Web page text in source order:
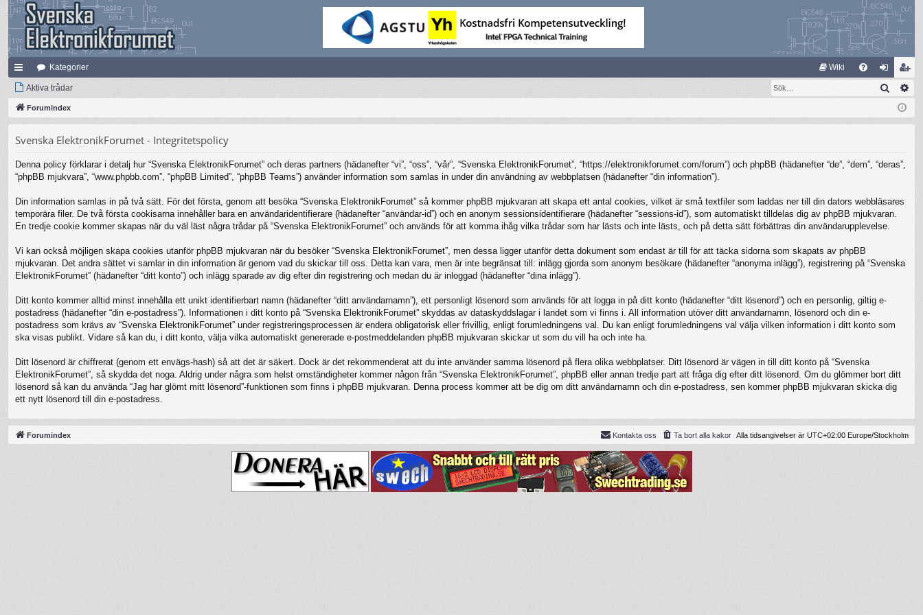
na
bb
ar
Kategorier Wiki
og li
m
m
Aktiva trådar Sök
Forumindex
Svenska ElektronikForumet - Integritetspolicy
Denna policy förklarar i detalj hur “Svenska ElektronikForumet” och deras partners (hädanefter “vi”, “oss”, “vår”, “Svenska ElektronikForumet”, “https://elektronikforumet.com/forum”) och phpBB (hädanefter “de”, “dem”, “deras”,
“phpBB mjukvara”, “www.phpbb.com”, “phpBB Limited”, “phpBB Teams”) använder information som samlas in under din användning av webbplatsen (hädanefter “din information”).
Din information samlas in på två sätt. För det första, genom att besöka “Svenska ElektronikForumet” så kommer phpBB mjukvaran att skapa ett antal cookies, vilket är små textfiler som laddas ner till din dators webbläsares
temporära filer. De två första cookisarna innehåller bara en användaridentifierare (hädanefter “användar-id”) och en anonym sessionsidentifierare (hädanefter “sessions-id”), som automatiskt tilldelas dig av phpBB mjukvaran.
En tredje cookie kommer skapas när du väl läst några trådar på “Svenska ElektronikForumet” och används för att komma ihåg vilka trådar som har lästs och inte lästs, och på detta sätt förbättras din användarupplevelse.
Vi kan också möjligen skapa cookies utanför phpBB mjukvaran när du besöker “Svenska ElektronikForumet”, men dessa ligger utanför detta dokument som endast är till för att täcka sidorna som skapats av phpBB
mjukvaran. Det andra sättet vi samlar in din information är genom vad du skickar till oss. Detta kan vara, men är inte begränsat till: inlägg gjorda som anonym besökare (hädanefter “anonyma inlägg”), registrering på “Svenska
ElektronikForumet” (hädanefter “ditt konto”) och inlägg sparade av dig efter din registrering och medan du är inloggad (hädanefter “dina inlägg”).
Ditt konto kommer alltid minst innehålla ett unikt identifierbart namn (hädanefter “ditt användarnamn”), ett personligt lösenord som används för att logga in på ditt konto (hädanefter “ditt lösenord”) och en personlig, giltig e-
postadress (hädanefter “din e-postadress”). Informationen i ditt konto på “Svenska ElektronikForumet” skyddas av dataskyddslagar i landet som vi finns i. All information utöver ditt användarnamn, lösenord och din e-
postadress som krävs av “Svenska ElektronikForumet” under registreringsprocessen är endera obligatorisk eller frivillig, enligt forumledningens val. Du kan enligt forumledningens val välja vilken information i ditt konto som
ska visas publikt. Vidare så kan du, i ditt konto, välja vilka automatiskt genererade e-postmeddelanden phpBB mjukvaran skickar ut som du vill ha och inte ha.
Ditt lösenord är chiffrerat (genom ett envägs-hash) så att det är säkert. Dock är det rekommenderat att du inte använder samma lösenord på flera olika webbplatser. Ditt lösenord är vägen in till ditt konto på “Svenska
ElektronikForumet”, så skydda det noga. Aldrig under några som helst omständigheter kommer någon från “Svenska ElektronikForumet”, phpBB eller annan tredje part att fråga dig efter ditt lösenord. Om du glömmer bort ditt
lösenord så kan du använda “Jag har glömt mitt lösenord”-funktionen som finns i phpBB mjukvaran. Denna process kommer att be dig om ditt användarnamn och din e-postadress, sen kommer phpBB mjukvaran skicka dig
ett nytt lösenord till din e-postadress.
Forumindex Alla tidsangivelser är UTC+02:00 Europe/Stockholm
Ta bort alla kakor
Kontakta oss